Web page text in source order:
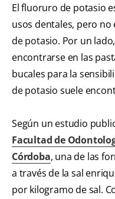
El fluoruro de potasio
usos dentales, pero
de potasio. Por un
encontrarse en las
bucales para la
de potasio suele
Según un estudio
Facultad de
Córdoba, una de las
a través de la sal
por kilogramo de sal.